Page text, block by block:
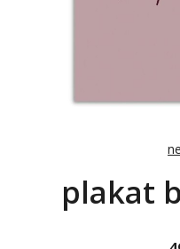
plakat